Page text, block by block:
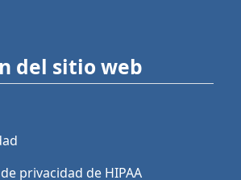
del sitio web
privacidad de HIPAA